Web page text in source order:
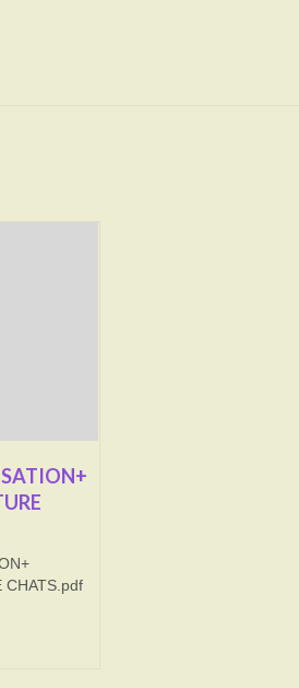
CHATS.pdf